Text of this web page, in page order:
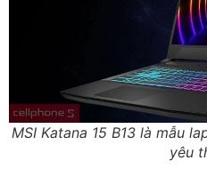
MSI Katana 15 B13 là mẫu
yêu